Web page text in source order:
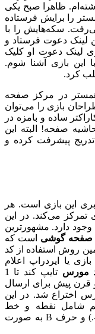
ظاهرا صبح یکی
را برایش فرستاده
می‌رفت. سکه‌هایش را با
برای من لینک دعوت فرستاد و
لینک دعوت او کلیک
بازی آشنا شوم.
کرد.
همستر در مرکز صفحه
بازی را می‌توان
ساده و بامزه در
صفحه! البته این
پیشرفت کرده و
این بازی است. هر
تمرکز می‌کند. در این
دارد. مشهورترین
صفحه گوشی است که
روش استفاده از کد
یا ایردراپ اعلام
مورس
تایپ کند تا 1
پیش برای ارسال
اختراع شد. در این
شامل نقطه و خط
مشخص شده‌اند. مثلا حرف A به صورت (-.) و حرف B به صورت